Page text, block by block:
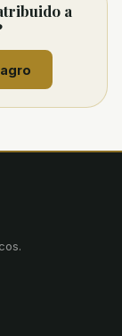
a